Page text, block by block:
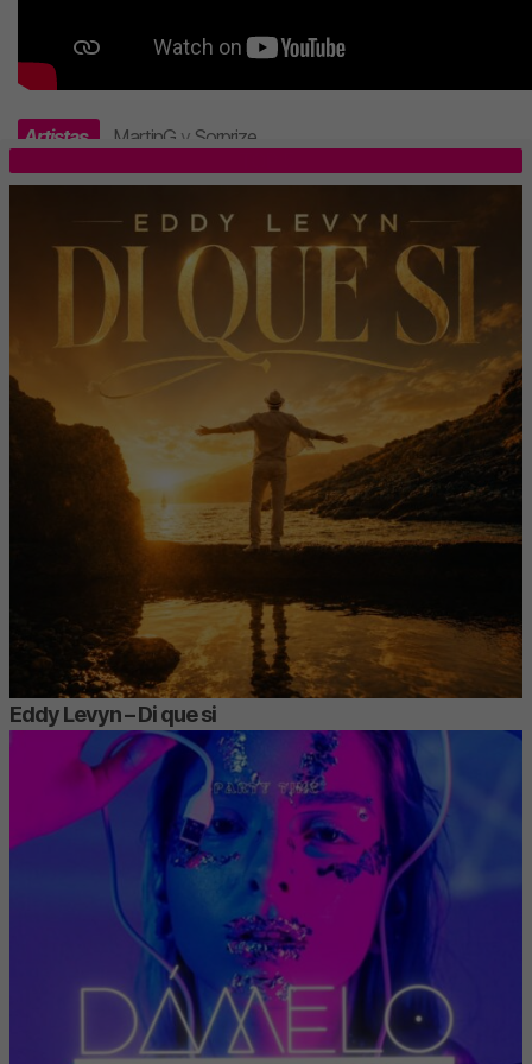
Artistas MartinG y Sorprize
Eddy Levyn – Di que si